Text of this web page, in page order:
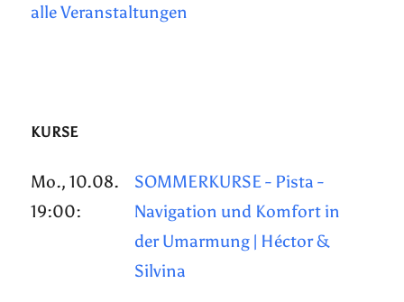
alle Veranstaltungen
KURSE
Mo., 10.08.
19:00:
SOMMERKURSE - Pista -
Navigation und Komfort in
der Umarmung | Héctor &
Silvina